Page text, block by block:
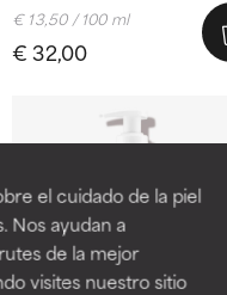
el cuidado de la piel
Nos ayudan a
de la mejor
visites nuestro sitio
€ 32,00
€ 13,50 / 100 ml